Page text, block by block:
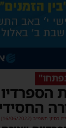
י״ז בסיון תשפ״ב (16/06/2022)